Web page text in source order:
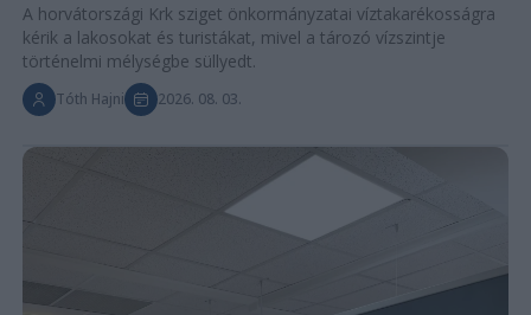
A horvátországi Krk sziget önkormányzatai víztakarékosságra
kérik a lakosokat és turistákat, mivel a tározó vízszintje
történelmi mélységbe süllyedt.
Tóth Hajni 2026. 08. 03.